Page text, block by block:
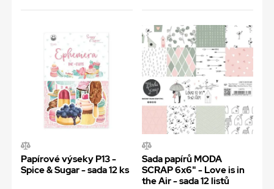
Papírové výseky P13 -
Spice & Sugar - sada 12 ks
Sada papírů MODA
SCRAP 6x6" - Love is in
the Air - sada 12 listů